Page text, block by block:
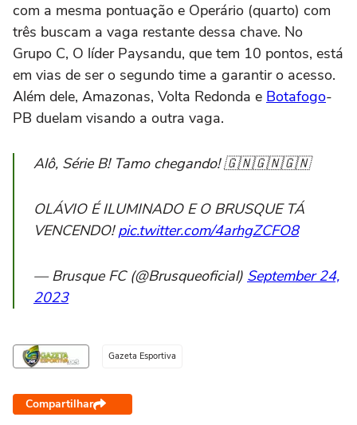
com a mesma pontuação e Operário (quarto) com
três buscam a vaga restante dessa chave. No
Grupo C, O líder Paysandu, que tem 10 pontos, está
em vias de ser o segundo time a garantir o acesso.
Além dele, Amazonas, Volta Redonda e Botafogo-
PB duelam visando a outra vaga.
Alô, Série B! Tamo chegando! 🇬🇳🇬🇳🇬🇳
OLÁVIO É ILUMINADO E O BRUSQUE TÁ
VENCENDO!pic.twitter.com/4arhgZCFO8
— Brusque FC (@Brusqueoficial) September 24,
2023
Gazeta Esportiva
Compartilhar